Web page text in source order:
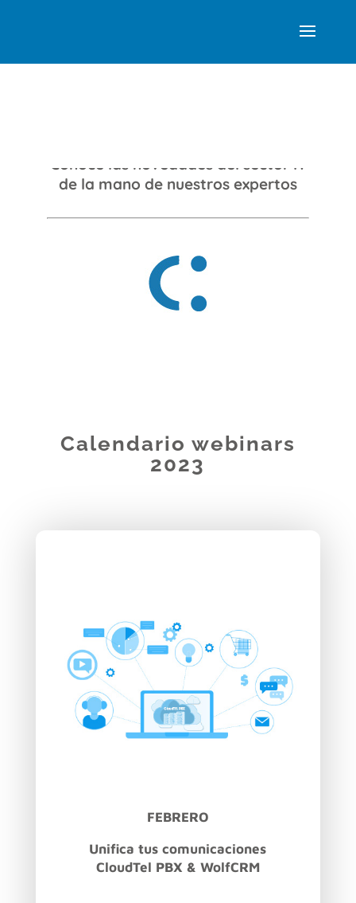
Conoce las novedades del sector IT
de la mano de nuestros expertos
Calendario webinars
2023
FEBRERO
Unifica tus comunicaciones
CloudTel PBX & WolfCRM